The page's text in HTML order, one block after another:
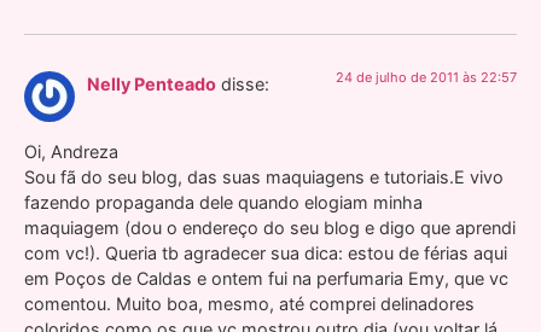
Nelly Penteado disse: 24 de julho de 2011 às 22:57
Oi, Andreza
Sou fã do seu blog, das suas maquiagens e tutoriais.E vivo
fazendo propaganda dele quando elogiam minha
maquiagem (dou o endereço do seu blog e digo que aprendi
com vc!). Queria tb agradecer sua dica: estou de férias aqui
em Poços de Caldas e ontem fui na perfumaria Emy, que vc
comentou. Muito boa, mesmo, até comprei delinadores